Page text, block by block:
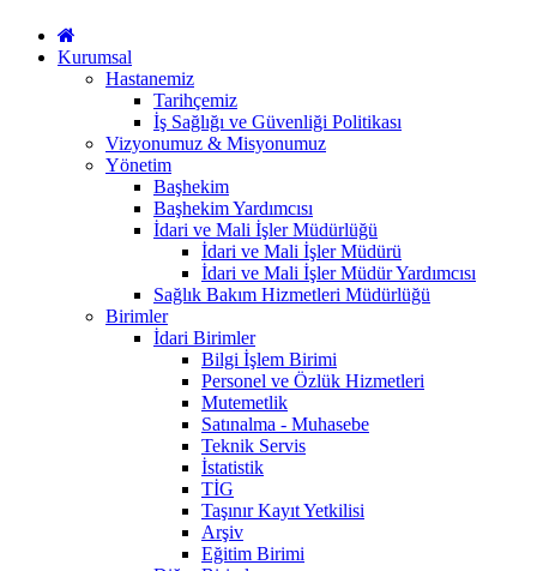
Kurumsal
Hastanemiz
Tarihçemiz
İş Sağlığı ve Güvenliği Politikası
Vizyonumuz & Misyonumuz
Yönetim
Başhekim
Başhekim Yardımcısı
İdari ve Mali İşler Müdürlüğü
İdari ve Mali İşler Müdürü
İdari ve Mali İşler Müdür Yardımcısı
Sağlık Bakım Hizmetleri Müdürlüğü
Birimler
İdari Birimler
Bilgi İşlem Birimi
Personel ve Özlük Hizmetleri
Mutemetlik
Satınalma - Muhasebe
Teknik Servis
İstatistik
TİG
Taşınır Kayıt Yetkilisi
Arşiv
Eğitim Birimi